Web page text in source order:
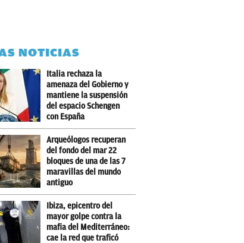
NOTICIAS
Italia rechaza la
amenaza del Gobierno y
mantiene la suspensión
del espacio Schengen
con España
Arqueólogos recuperan
del fondo del mar 22
bloques de una de las 7
maravillas del mundo
antiguo
Ibiza, epicentro del
mayor golpe contra la
mafia del Mediterráneo:
cae la red que traficó